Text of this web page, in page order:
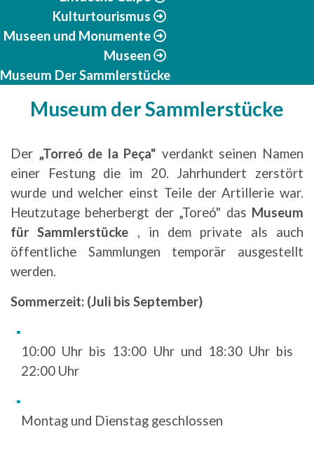
Kulturtourismus
Museen und Monumente
Museen
Museum Der Sammlerstücke
Museum der Sammlerstücke
Der „Torreó de la Peça" verdankt seinen Namen
einer Festung die im 20. Jahrhundert zerstört
wurde und welcher einst Teile der Artillerie war.
Heutzutage beherbergt der „Toreó" das Museum
für Sammlerstücke , in dem private als auch
öffentliche Sammlungen temporär ausgestellt
werden.
Sommerzeit: (Juli bis September)
10:00 Uhr bis 13:00 Uhr und 18:30 Uhr bis
22:00 Uhr
Montag und Dienstag geschlossen